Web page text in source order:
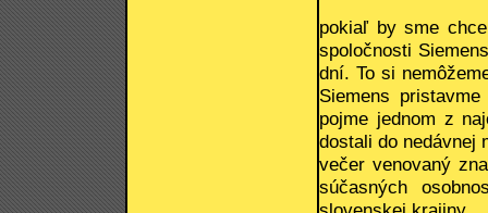
pokiaľ by sme
spoločnosti
dní. To si
Siemens
pojme jednom z
dostali do nedávnej
večer venovaný
súčasných